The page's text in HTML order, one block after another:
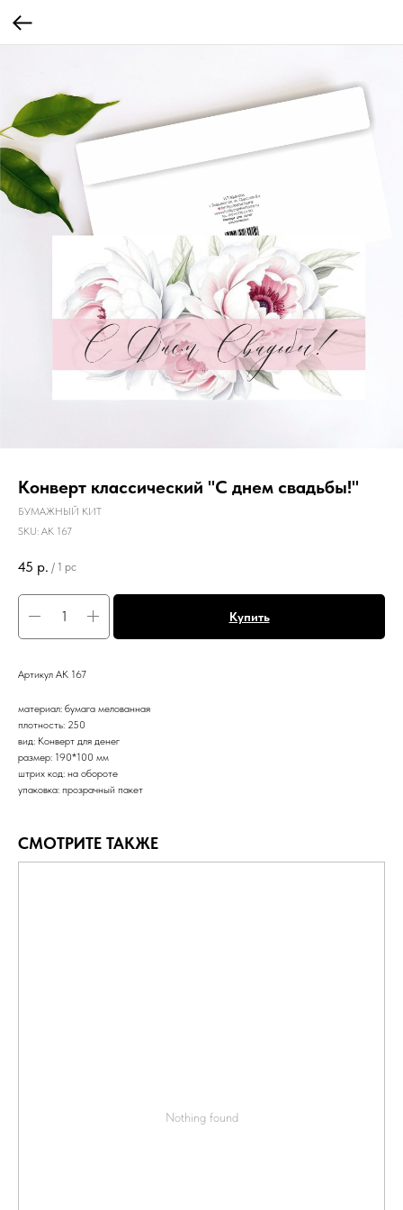
Конверт классический "С днем свадьбы!"
БУМАЖНЫЙ КИТ
SKU: АК 167
45 р. / 1 pc
Купить
Артикул АК 167
материал: бумага мелованная
плотность: 250
вид: Конверт для денег
размер: 190*100 мм
штрих код: на обороте
упаковка: прозрачный пакет
СМОТРИТЕ ТАКЖЕ
Nothing found